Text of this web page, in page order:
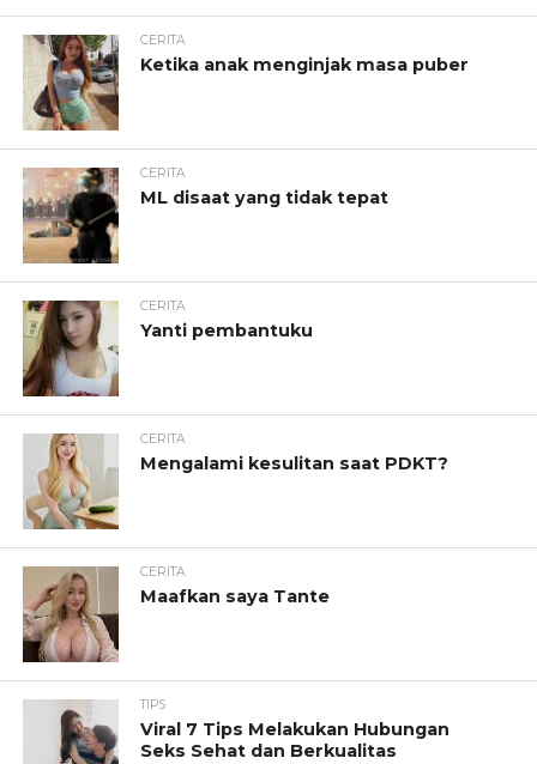
CERITA
Ketika anak menginjak masa puber
CERITA
ML disaat yang tidak tepat
CERITA
Yanti pembantuku
CERITA
Mengalami kesulitan saat PDKT?
CERITA
Maafkan saya Tante
TIPS
Viral 7 Tips Melakukan Hubungan
Seks Sehat dan Berkualitas